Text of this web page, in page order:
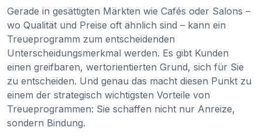
Gerade in gesättigten Märkten wie Cafés oder Salons –
wo Qualität und Preise oft ähnlich sind – kann ein
Treueprogramm zum entscheidenden
Unterscheidungsmerkmal werden. Es gibt Kunden
einen greifbaren, wertorientierten Grund, sich für Sie
zu entscheiden. Und genau das macht diesen Punkt zu
einem der strategisch wichtigsten Vorteile von
Treueprogrammen: Sie schaffen nicht nur Anreize,
sondern Bindung.